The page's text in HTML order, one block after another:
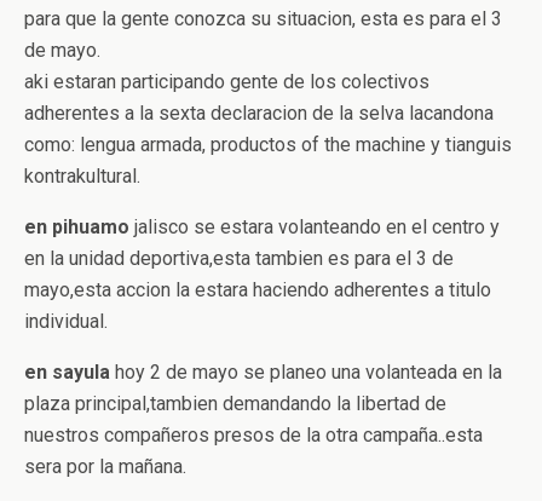
para que la gente conozca su situacion, esta es para el 3
de mayo.
aki estaran participando gente de los colectivos
adherentes a la sexta declaracion de la selva lacandona
como: lengua armada, productos of the machine y tianguis
kontrakultural.
en pihuamo jalisco se estara volanteando en el centro y
en la unidad deportiva,esta tambien es para el 3 de
mayo,esta accion la estara haciendo adherentes a titulo
individual.
en sayula hoy 2 de mayo se planeo una volanteada en la
plaza principal,tambien demandando la libertad de
nuestros compañeros presos de la otra campaña..esta
sera por la mañana.